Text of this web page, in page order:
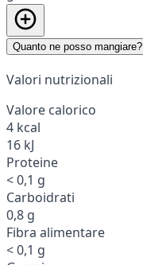
Quanto ne posso mangiare?
Valori nutrizionali
Valore calorico
4 kcal
16 kJ
Proteine
< 0,1 g
Carboidrati
0,8 g
Fibra alimentare
< 0,1 g